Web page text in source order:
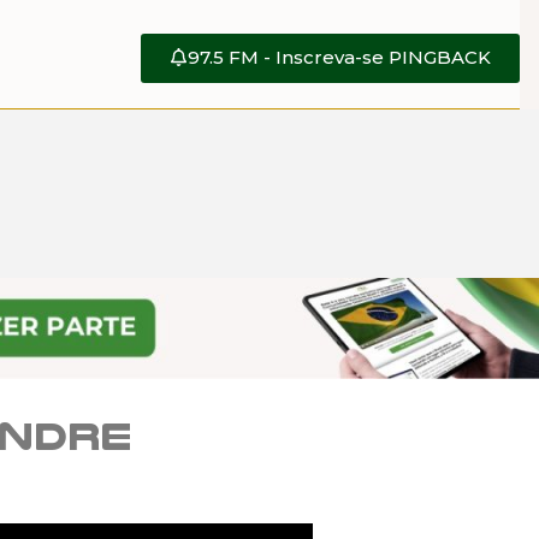
97.5 FM - Inscreva-se PINGBACK